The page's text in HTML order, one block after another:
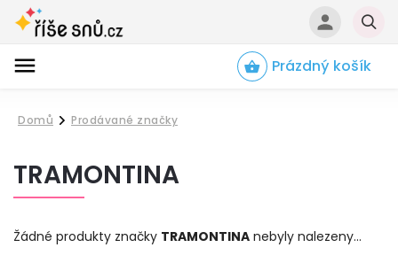
Prázdný košík
Domů
/
Prodávané značky
TRAMONTINA
Žádné produkty značky TRAMONTINA nebyly nalezeny...